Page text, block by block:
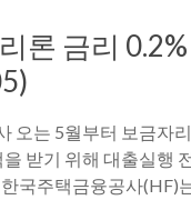
론 금리
오는 5월부터 보금자
받기 위해 대출실행
국주택금융공사(HF)